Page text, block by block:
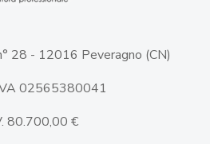
28 - 12016 Peveragno (CN)
02565380041
80.700,00 €